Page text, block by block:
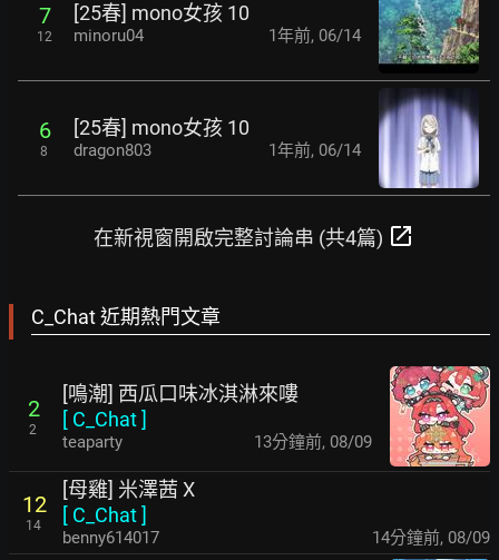
7
12
[25春] mono女孩 10
minoru04 1年前, 06/14
6
8
[25春] mono女孩 10
dragon803 1年前, 06/14
在新視窗開啟完整討論串 (共4篇) open_in_new
C_Chat 近期熱門文章
2
2
[鳴潮] 西瓜口味冰淇淋來嘍
[ C_Chat]
teaparty 13分鐘前, 08/09
12
14
[母雞] 米澤茜 X
[ C_Chat]
benny614017 14分鐘前, 08/09